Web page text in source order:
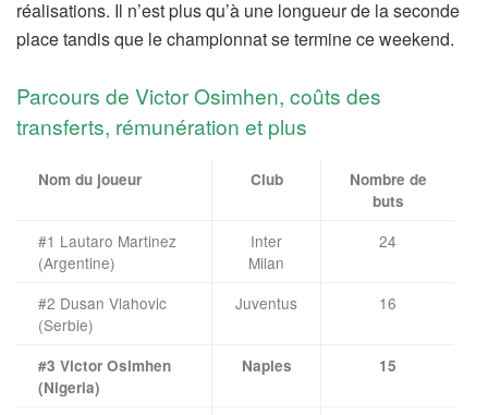
réalisations. Il n’est plus qu’à une longueur de la seconde
place tandis que le championnat se termine ce weekend.
Parcours de Victor Osimhen, coûts des
transferts, rémunération et plus
Nom du joueur Club
Nombre de
buts
#1 Lautaro Martinez
(Argentine)
Inter
Milan
24
#2 Dusan Vlahovic
(Serbie)
Juventus 16
#3 Victor Osimhen
(Nigeria)
Naples 15